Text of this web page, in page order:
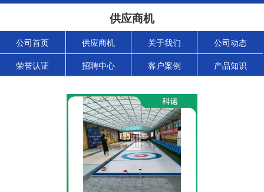
供应商机
公司首页 供应商机 关于我们 公司动态
荣誉认证 招聘中心 客户案例 产品知识